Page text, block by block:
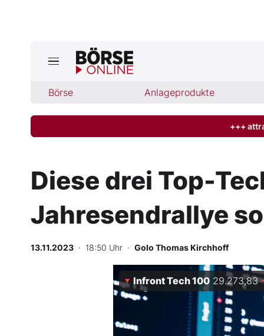
Börse Anlageprodukte
Jetzt aktuelle Ausgabe BÖRSE ONLINE
Finanz-Check
Abo & Shop
BO-Musterdepots
Experten
+++
Diese drei Top-
Jahresendrallye
13.11.2023 · 18:50 Uhr · Golo Thomas Kirchhoff
Infront Tech 100 29.273,83